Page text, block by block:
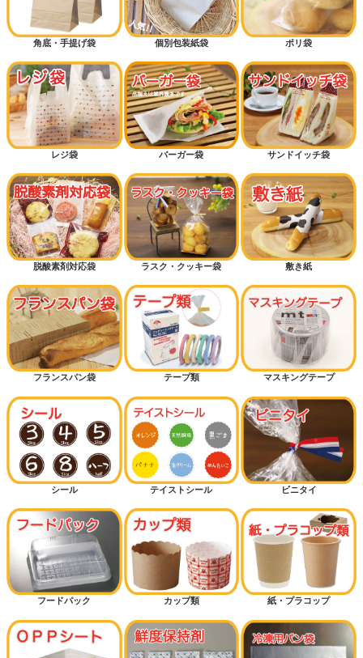
角底・手提げ袋 個別包装紙袋 ポリ袋
レジ袋 バーガー袋 サンドイッチ袋
脱酸素剤対応袋 ラスク・クッキー袋 敷き紙
フランスパン袋 テープ類 マスキングテープ
シール テイストシール ビニタイ
フードパック カップ類 紙・プラコップ